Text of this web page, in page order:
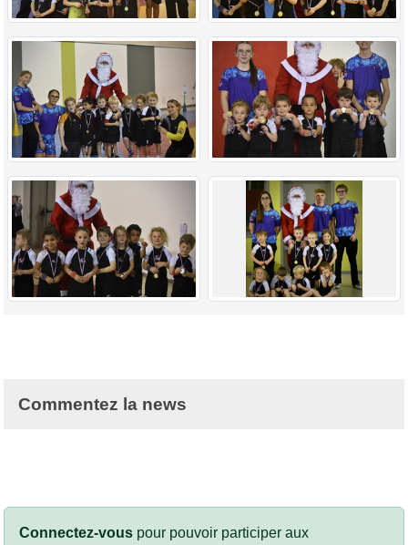
Commentez la news
Connectez-vous pour pouvoir participer aux